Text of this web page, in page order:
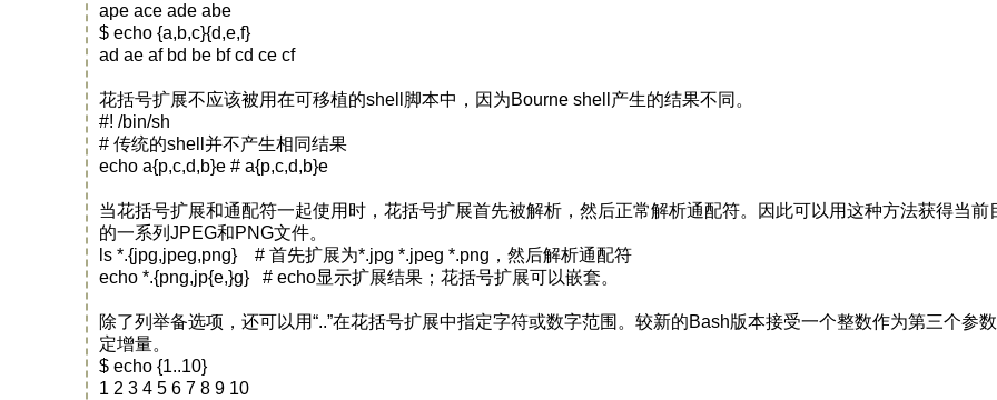
ape ace ade abe
$ echo {a,b,c}{d,e,f}
ad ae af bd be bf cd ce cf
花括号扩展不应该被用在可移植的shell脚本中，因为Bourne shell产生的结果不同。
#! /bin/sh
# 传统的shell并不产生相同结果
echo a{p,c,d,b}e # a{p,c,d,b}e
当花括号扩展和通配符一起使用时，花括号扩展首先被解析，然后正常解析通配符。因此可以用这种方法获得当前
的一系列JPEG和PNG文件。
ls *.{jpg,jpeg,png} # 首先扩展为*.jpg *.jpeg *.png，然后解析通配符
echo *.{png,jp{e,}g} # echo显示扩展结果；花括号扩展可以嵌套。
除了列举备选项，还可以用“..”在花括号扩展中指定字符或数字范围。较新的Bash版本接受一个整数作为第三个参
定增量。
$ echo {1..10}
1 2 3 4 5 6 7 8 9 10